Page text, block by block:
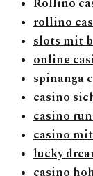
Rollino
rollino
slots mit
online
spinanga
casino
casino
casino
lucky